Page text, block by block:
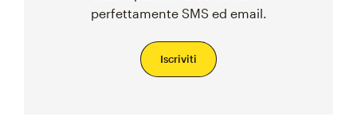
perfettamente SMS ed email.
Iscriviti